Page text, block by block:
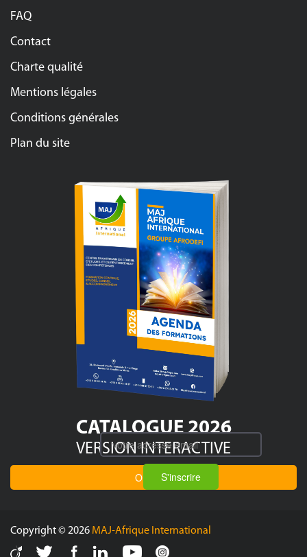
FAQ
Contact
Charte qualité
Mentions légales
Conditions générales
Plan du site
CATALOGUE 2026
VERSION INTERACTIVE
OUVRIRS'inscrire
Copyright © 2026 MAJ-Afrique International
ViadeoTwitter FacebookLinkedinYoutubeInstagram